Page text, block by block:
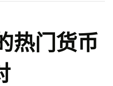
热门货币